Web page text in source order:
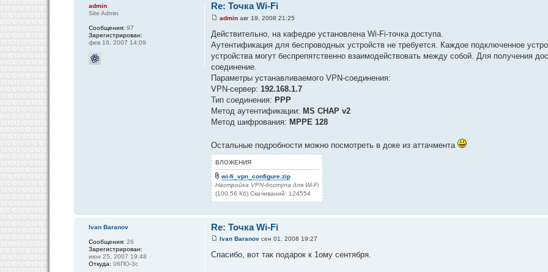
Re: Точка Wi-Fi
admin авг 19, 2008 21:25
Действительно, на кафедре установлена Wi-Fi-точка доступа.
Аутентификация для беспроводных устройств не требуется. Каждое подключенное
устройства могут беспрепятственно взаимодействовать между собой. Для получения
соединение.
Параметры устанавливаемого VPN-соединения:
VPN-сервер: 192.168.1.7
Тип соединения:PPP
Метод аутентификации:MS CHAP v2
Метод шифрования:MPPE 128
Остальные подробности можно посмотреть в доке из аттачмента
ВЛОЖЕНИЯ
wi-fi_vpn_configure.zip
Настройка VPN-доступа для Wi-Fi
(100.56 Кб) Скачиваний: 124554
admin
Site Admin
Сообщения: 97
Зарегистрирован:
фев 16, 2007 14:09
Re: Точка Wi-Fi
Ivan Baranov сен 01, 2008 19:27
Спасибо, вот так подарок к 1ому сентября.
Ivan Baranov
Сообщения: 26
Зарегистрирован:
июн 25, 2007 19:48
Откуда: 06ПО-3с